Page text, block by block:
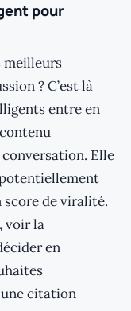
pour
meilleurs
? C’est là
entre en
Elle
score de viralité.
voir la
en
citation